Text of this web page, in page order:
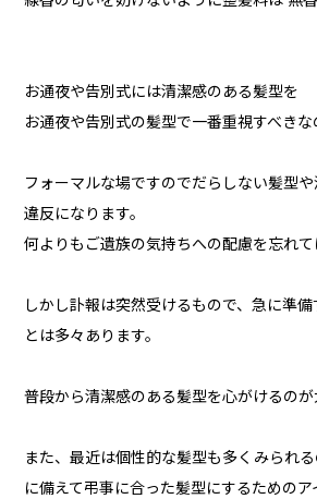
お通夜や告別式には清潔感のある髪型を
お通夜や告別式の髪型で一番重視すべきな
フォーマルな場ですのでだらしない髪型
違反になります。
何よりもご遺族の気持ちへの配慮を忘れて
しかし訃報は突然受けるもので、急に準
とは多々あります。
普段から清潔感のある髪型を心がけるのが
また、最近は個性的な髪型も多くみられ
に備えて弔事に合った髪型にするための